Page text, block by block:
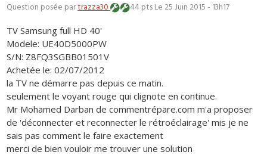
Question posée partrazza30 44 ptsLe 25 Juin 2015 - 13h17
TV Samsung full HD 40'
Modele: UE40D5000PW
S/N: Z8FQ3SGBB01501V
Achetée le: 02/07/2012
la TV ne démarre pas depuis ce matin.
seulement le voyant rouge qui clignote en continue.
Mr Mohamed Darban de commentrépare.com m'a proposer
de 'déconnecter et reconnecter le rétroéclairage' mis je ne
sais pas comment le faire exactement
merci de bien vouloir me trouver une solution